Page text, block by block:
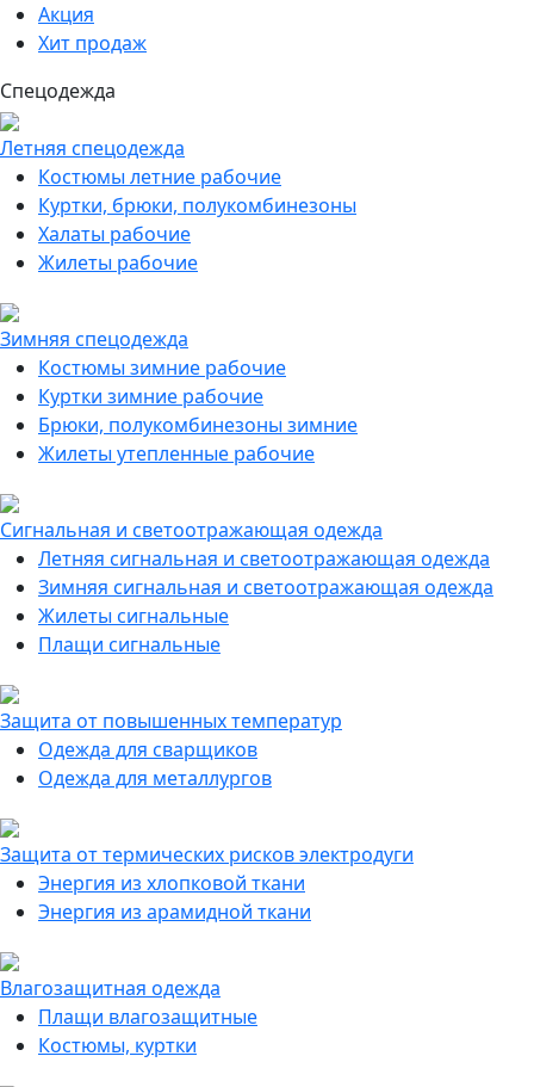
Акция
Хит продаж
Спецодежда
Летняя спецодежда
Костюмы летние рабочие
Куртки, брюки, полукомбинезоны
Халаты рабочие
Жилеты рабочие
Зимняя спецодежда
Костюмы зимние рабочие
Куртки зимние рабочие
Брюки, полукомбинезоны зимние
Жилеты утепленные рабочие
Сигнальная и светоотражающая одежда
Летняя сигнальная и светоотражающая одежда
Зимняя сигнальная и светоотражающая одежда
Жилеты сигнальные
Плащи сигнальные
Защита от повышенных температур
Одежда для сварщиков
Одежда для металлургов
Защита от термических рисков электродуги
Энергия из хлопковой ткани
Энергия из арамидной ткани
Влагозащитная одежда
Плащи влагозащитные
Костюмы, куртки